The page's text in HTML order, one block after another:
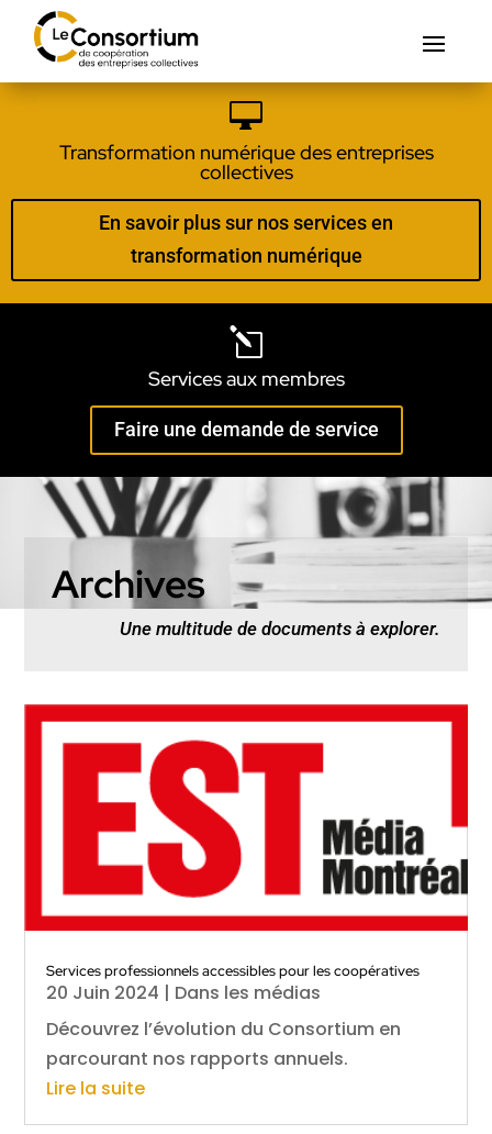

Transformation numérique des entreprises
collectives
En savoir plus sur nos services en
transformation numérique
l
Services aux membres
Faire une demande de service
Archives
Une multitude de documents à explorer.
Services professionnels accessibles pour les coopératives
20 Juin 2024 | Dans les médias
Découvrez l’évolution du Consortium en
parcourant nos rapports annuels.
Lire la suite